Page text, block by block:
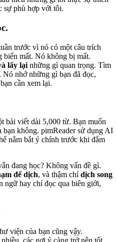
sự phù hợp với tôi.
trước vì nó có một câu trích
biến mất. Nó không bị mất.
lấy lại những gì quan trọng. Tìm
nhớ những gì bạn đã đọc,
cần xem lại.
bài viết dài 5,000 từ. Bạn muốn
không. pimReader sử dụng AI
nắm bắt ý chính trước khi đắm
đang học? Không vấn đề gì.
để dịch, và thậm chídịch song
ngữ hay chỉ đọc qua biên giới,
viện của bạn cũng vậy.
các gợi ý càng trở nên tốt